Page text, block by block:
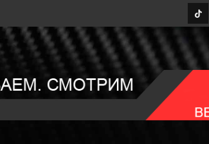
TT